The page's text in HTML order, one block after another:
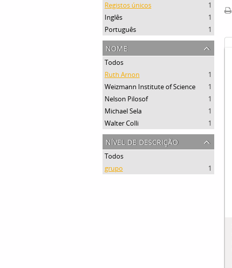
Registos únicos
1
Inglês
1
Português
1
nome
Todos
Ruth Arnon
1
Weizmann Institute of Science
1
Nelson Pilosof
1
Michael Sela
1
Walter Colli
1
nível de descrição
Todos
grupo
1